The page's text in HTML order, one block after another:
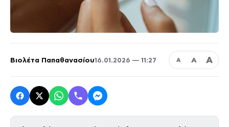
Βιολέτα Παπαθανασίου16.01.2026 — 11:27 Α Α Α